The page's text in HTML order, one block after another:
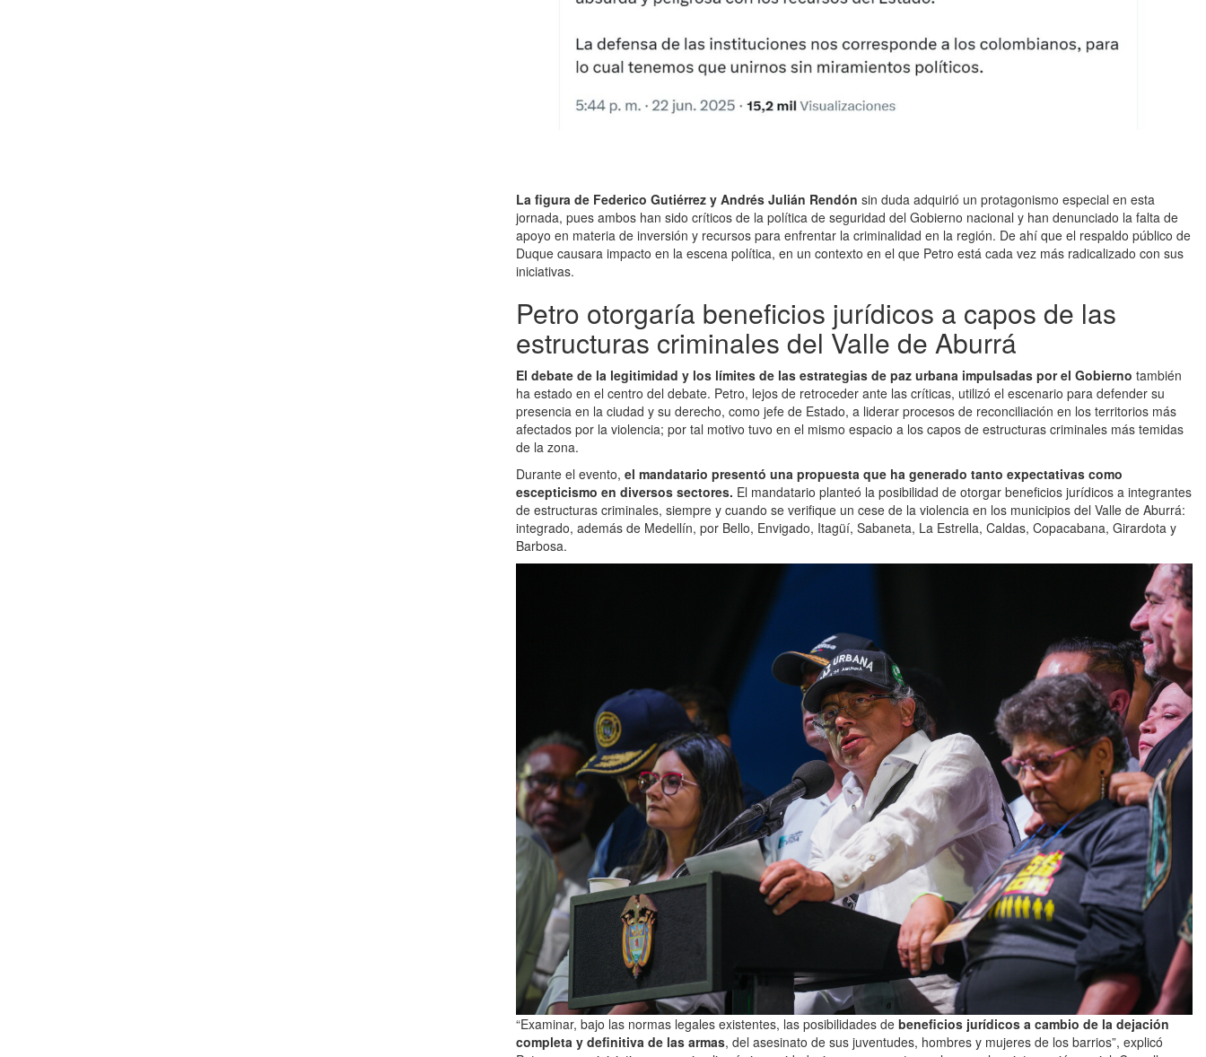
La figura de Federico Gutiérrez y Andrés Julián Rendón sin duda adquirió un protagonismo especial en esta
jornada, pues ambos han sido críticos de la política de seguridad del Gobierno nacional y han denunciado la falta de
apoyo en materia de inversión y recursos para enfrentar la criminalidad en la región. De ahí que el respaldo público de
Duque causara impacto en la escena política, en un contexto en el que Petro está cada vez más radicalizado con sus
iniciativas.
Petro otorgaría beneficios jurídicos a capos de las
estructuras criminales del Valle de Aburrá
El debate de la legitimidad y los límites de las estrategias de paz urbana impulsadas por el Gobierno también
ha estado en el centro del debate. Petro, lejos de retroceder ante las críticas, utilizó el escenario para defender su
presencia en la ciudad y su derecho, como jefe de Estado, a liderar procesos de reconciliación en los territorios más
afectados por la violencia; por tal motivo tuvo en el mismo espacio a los capos de estructuras criminales más temidas
de la zona.
Durante el evento, el mandatario presentó una propuesta que ha generado tanto expectativas como
escepticismo en diversos sectores. El mandatario planteó la posibilidad de otorgar beneficios jurídicos a integrantes
de estructuras criminales, siempre y cuando se verifique un cese de la violencia en los municipios del Valle de Aburrá:
integrado, además de Medellín, por Bello, Envigado, Itagüí, Sabaneta, La Estrella, Caldas, Copacabana, Girardota y
Barbosa.
“Examinar, bajo las normas legales existentes, las posibilidades de beneficios jurídicos a cambio de la dejación
completa y definitiva de las armas, del asesinato de sus juventudes, hombres y mujeres de los barrios”, explicó